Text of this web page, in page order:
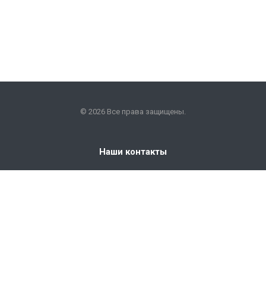
© 2026 Все права защищены.
Наши контакты